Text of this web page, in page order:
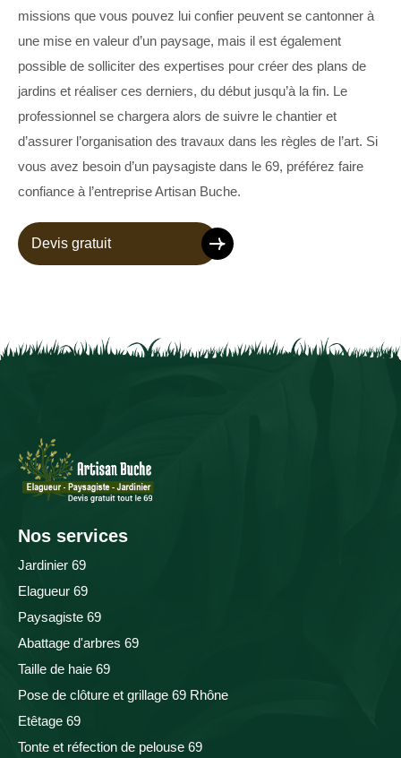
missions que vous pouvez lui confier peuvent se cantonner à
une mise en valeur d’un paysage, mais il est également
possible de solliciter des expertises pour créer des plans de
jardins et réaliser ces derniers, du début jusqu’à la fin. Le
professionnel se chargera alors de suivre le chantier et
d’assurer l’organisation des travaux dans les règles de l’art. Si
vous avez besoin d’un paysagiste dans le 69, préférez faire
confiance à l’entreprise Artisan Buche.
Devis gratuit
Nos services
Jardinier 69
Elagueur 69
Paysagiste 69
Abattage d'arbres 69
Taille de haie 69
Pose de clôture et grillage 69 Rhône
Etêtage 69
Tonte et réfection de pelouse 69